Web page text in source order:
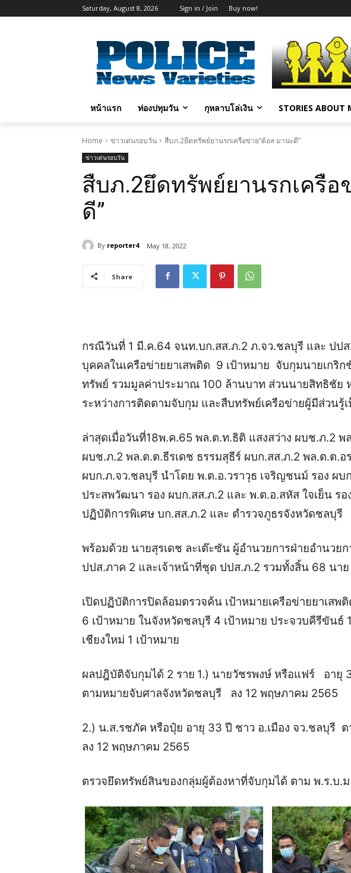
Saturday, August 8, 2026 Sign in / Join Buy now!
หน้าแรก ท่องปทุมวัน กุหลาบโล่เงิน STORIES ABOUT
Home ข่าวเด่นรอบวัน สืบภ.2ยึดทรัพย์ยานรกเครือข่าย”ต้อล มานะดี”
ข่าวเด่นรอบวัน
สืบภ.2ยึดทรัพย์ยานรกเครือ
ดี”
By reporter4 May 18, 2022
Share
กรณีวันที่ 1 มี.ค.64 จนท.บก.สส.ภ.2 ภ.จว.ชลบุรี และ ปป
บุคคลในเครือข่ายยาเสพติด 9 เป้าหมาย จับกุมนายเกริ
ทรัพย์ รวมมูลค่าประมาณ 100 ล้านบาท ส่วนนายสิทธิชัย
ระหว่างการติดตามจับกุม และสืบทรัพย์เครือข่ายผู้มีส่วนรู้
ล่าสุดเมื่อวันที่18พ.ค.65 พล.ต.ท.ธิติ แสงสว่าง ผบช.ภ.2 พ
ผบช.ภ.2 พล.ต.ต.ธีรเดช ธรรมสุธีร์ ผบก.สส.ภ.2 พล.ต.ต.
ผบก.ภ.จว.ชลบุรี นำโดย พ.ต.อ.วราวุธ เจริญชนม์ รอง ผบ
ประสพวัฒนา รอง ผบก.สส.ภ.2 และ พ.ต.อ.สหัส ใจเย็น ร
ปฏิบัติการพิเศษ บก.สส.ภ.2 และ ตำรวจภูธรจังหวัดชลบุรี
พร้อมด้วย นายสุรเดช ละเต๊ะซัน ผู้อำนวยการฝ่ายอำนวย
ปปส.ภาค 2 และเจ้าหน้าที่ชุด ปปส.ภ.2 รวมทั้งสิ้น 68 นาย
เปิดปฏิบัติการปิดล้อมตรวจค้น เป้าหมายเครือข่ายยาเส
6 เป้าหมาย ในจังหวัดชลบุรี 4 เป้าหมาย ประจวบคีรีขันธ์
เชียงใหม่ 1 เป้าหมาย
ผลปฎิบัติจับกุมได้ 2 ราย 1.) นายวัชรพงษ์ หรือแฟร์ อายุ
ตามหมายจับศาลจังหวัดชลบุรี ลง 12 พฤษภาคม 2565
2.) น.ส.รชภัค หรือปุ๋ย อายุ 33 ปี ชาว อ.เมือง จว.ชลบุรี
ลง 12 พฤษภาคม 2565
ตรวจยึดทรัพย์สินของกลุ่มผู้ต้องหาที่จับกุมได้ ตาม พ.ร.บ.